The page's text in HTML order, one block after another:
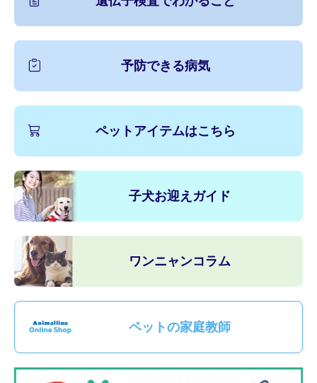
予防できる病気
ペットアイテムはこちら
子犬お迎えガイド
ワンニャンコラム
ペットの家庭教師